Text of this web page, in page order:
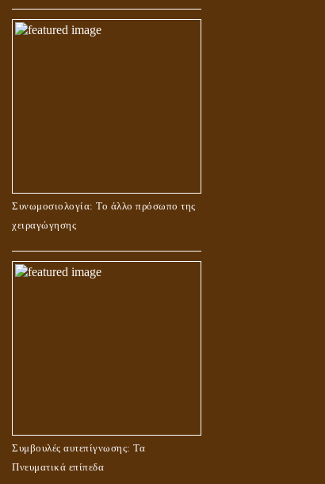
Συνωμοσιολογία: Το άλλο πρόσωπο της
χειραγώγησης
Συμβουλές αυτεπίγνωσης: Τα
Πνευματικά επίπεδα